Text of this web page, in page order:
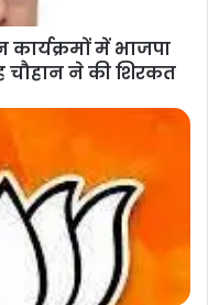
आर्य और उनके
उनके जैसे कर्मठ
रहा है ।
रूप में नैनीताल से
नवीन चन्द्र
सिंह व टिहरी से
जाख्नीधार, केशव रावत
कार्यक्रमों में भाजपा
चौहान ने की शिरकत